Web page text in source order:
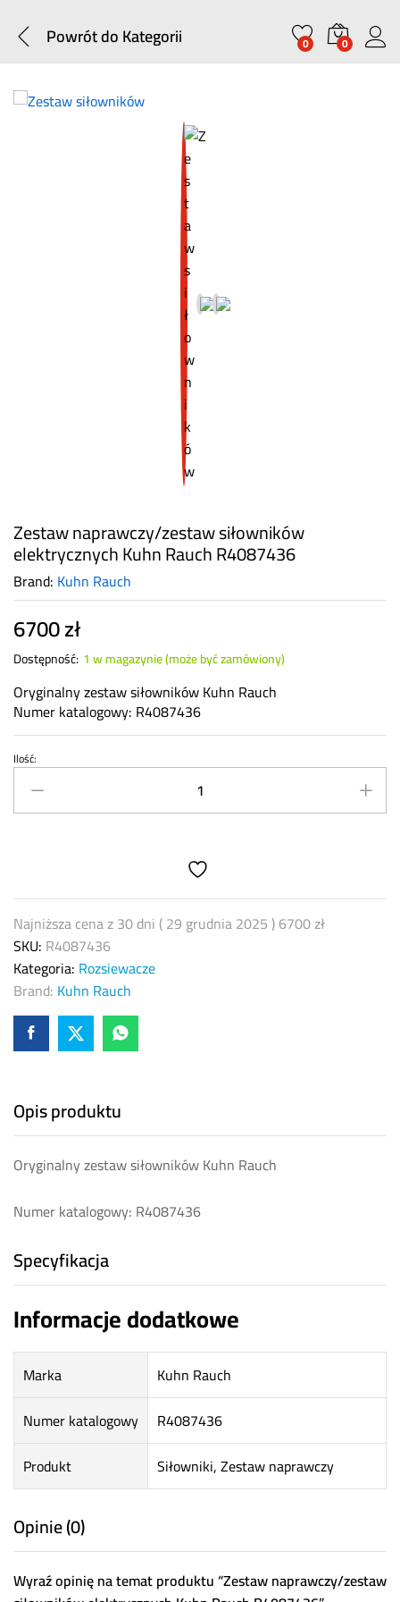
Powrót doKategorii 0 0
Zestaw naprawczy/zestaw siłowników
elektrycznych Kuhn Rauch R4087436
Brand: Kuhn Rauch
6700zł
Dostępność: 1 w magazynie (może być zamówiony)
Oryginalny zestaw siłowników Kuhn Rauch
Numer katalogowy: R4087436
Zestaw
naprawczy/zestaw
siłowników
R4087436
quantity
Ilość:
Najniższa cena z 30 dni (29 grudnia 2025)6700zł
SKU: R4087436
Kategoria: Rozsiewacze
Brand: Kuhn Rauch
Opis produktu
Oryginalny zestaw siłowników Kuhn Rauch
Numer katalogowy: R4087436
Specyfikacja
Informacje dodatkowe
Marka
Kuhn Rauch
Numer katalogowy
R4087436
Produkt
Siłowniki, Zestaw naprawczy
Opinie (0)
Wyraź opinię na temat produktu “Zestaw naprawczy/zestaw